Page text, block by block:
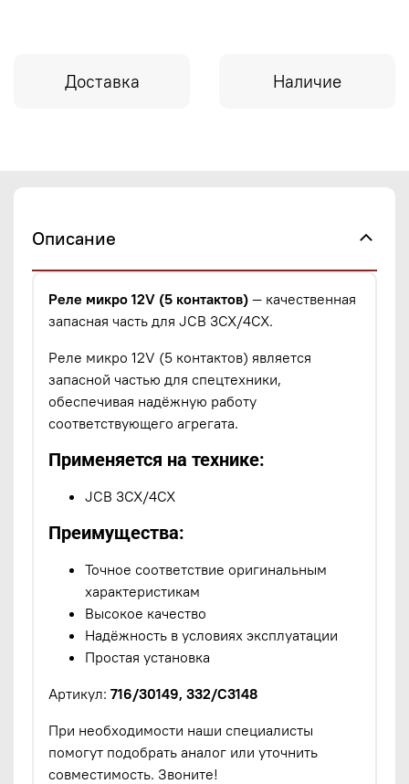
Доставка Наличие
Описание
Реле микро 12V (5 контактов) — качественная
запасная часть для JCB 3CX/4CX.
Реле микро 12V (5 контактов) является
запасной частью для спецтехники,
обеспечивая надёжную работу
соответствующего агрегата.
Применяется на технике:
JCB 3CX/4CX
Преимущества:
Точное соответствие оригинальным
характеристикам
Высокое качество
Надёжность в условиях эксплуатации
Простая установка
Артикул: 716/30149, 332/C3148
При необходимости наши специалисты
помогут подобрать аналог или уточнить
совместимость. Звоните!